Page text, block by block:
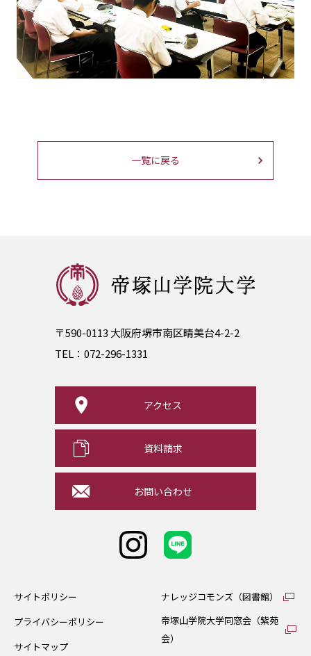
一覧に戻る
〒590-0113 大阪府堺市南区晴美台4-2-2
TEL： 072-296-1331
アクセス
資料請求
お問い合わせ
サイトポリシー
プライバシーポリシー
サイトマップ
ナレッジコモンズ（図書館）
帝塚山学院大学同窓会（紫苑
会）